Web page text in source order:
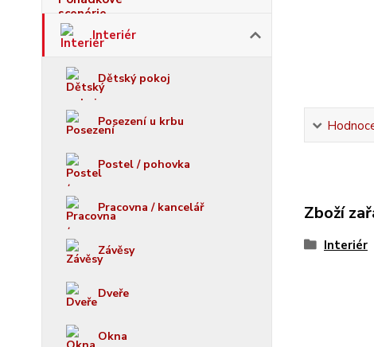
Interiér
Dětský pokoj
Posezení u krbu
Postel / pohovka
Pracovna / kancelář
Závěsy
Dveře
Okna
Zboží
Interiér